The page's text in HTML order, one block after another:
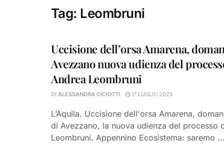
Tag: Leombruni
Uccisione dell’orsa Amarena,
Avezzano nuova udienza del
Andrea Leombruni
DI ALESSANDRA CICIOTTI 17 LUGLIO 2025
L’Aquila. Uccisione dell'orsa Amarena,
di Avezzano, la nuova udienza del processo
Leombruni. Appennino Ecosistema: saremo